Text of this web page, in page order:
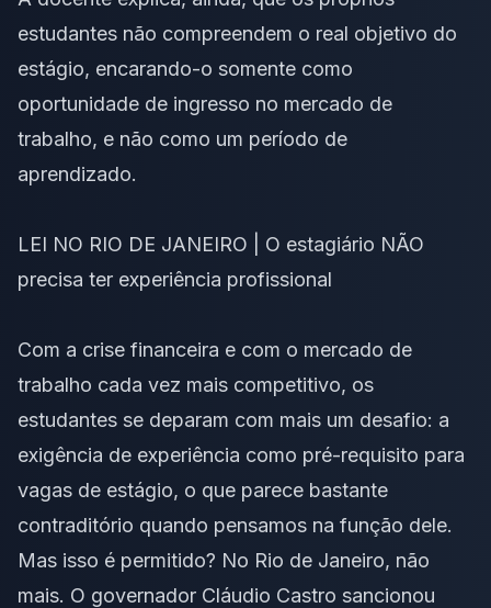
estudantes não compreendem o real objetivo do
estágio, encarando-o somente como
oportunidade de ingresso no mercado de
trabalho, e não como um período de
aprendizado.
LEI NO RIO DE JANEIRO | O estagiário NÃO
precisa ter experiência profissional
Com a crise financeira e com o mercado de
trabalho cada vez mais competitivo, os
estudantes se deparam com mais um desafio: a
exigência de experiência como pré-requisito para
vagas de estágio, o que parece bastante
contraditório quando pensamos na função dele.
Mas isso é permitido? No Rio de Janeiro, não
mais. O governador Cláudio Castro sancionou